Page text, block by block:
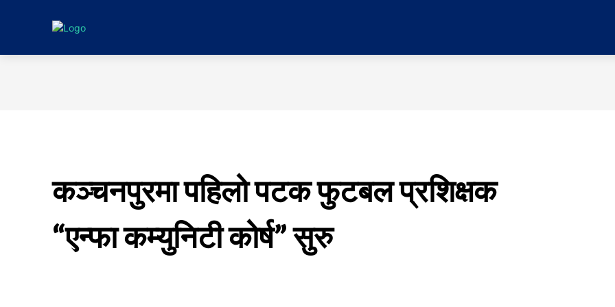
कञ्चनपुरमा पहिलो पटक फुटबल प्रशिक्षक
“एन्फा कम्युनिटी कोर्ष” सुरु